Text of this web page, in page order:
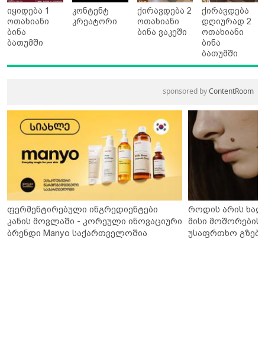
იყიდება 1
ოთახიანი
ბინა
ბათუმში
კონტენტ
კრეატორი
ქირავდება 2
ოთახიანი
ბინა ვაკეში
ქირავდება
დღიურად 2
ოთახიანი
ბინა
ბათუმში
sponsored byContentRoom
ფერმენტირებული ინგრედიენტები
კანის მოვლაში - კორეული ინოვაციური
ბრენდი Manyo საქართველოშია
როდის არის
მისი მოშორების
უსაფრთხო გზები